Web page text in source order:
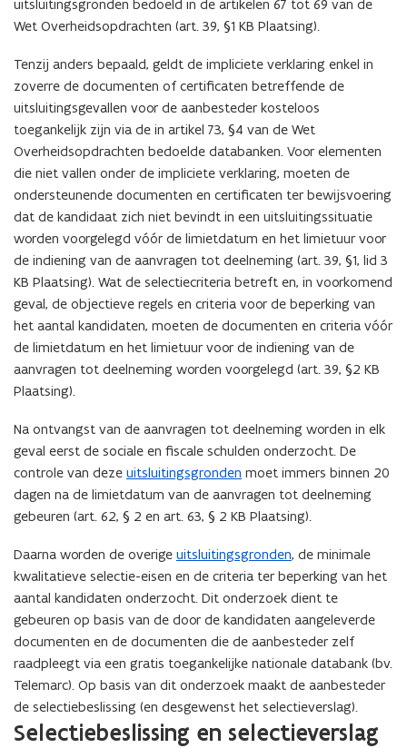
uitsluitingsgronden bedoeld in de artikelen 67 tot 69 van de
Wet Overheidsopdrachten (art. 39, §1 KB Plaatsing).
Tenzij anders bepaald, geldt de impliciete verklaring enkel in
zoverre de documenten of certificaten betreffende de
uitsluitingsgevallen voor de aanbesteder kosteloos
toegankelijk zijn via de in artikel 73, §4 van de Wet
Overheidsopdrachten bedoelde databanken. Voor elementen
die niet vallen onder de impliciete verklaring, moeten de
ondersteunende documenten en certificaten ter bewijsvoering
dat de kandidaat zich niet bevindt in een uitsluitingssituatie
worden voorgelegd vóór de limietdatum en het limietuur voor
de indiening van de aanvragen tot deelneming (art. 39, §1, lid 3
KB Plaatsing). Wat de selectiecriteria betreft en, in voorkomend
geval, de objectieve regels en criteria voor de beperking van
het aantal kandidaten, moeten de documenten en criteria vóór
de limietdatum en het limietuur voor de indiening van de
aanvragen tot deelneming worden voorgelegd (art. 39, §2 KB
Plaatsing).
Na ontvangst van de aanvragen tot deelneming worden in elk
geval eerst de sociale en fiscale schulden onderzocht. De
controle van deze uitsluitingsgronden moet immers binnen 20
dagen na de limietdatum van de aanvragen tot deelneming
gebeuren (art. 62, § 2 en art. 63, § 2 KB Plaatsing).
Daarna worden de overige uitsluitingsgronden, de minimale
kwalitatieve selectie-eisen en de criteria ter beperking van het
aantal kandidaten onderzocht. Dit onderzoek dient te
gebeuren op basis van de door de kandidaten aangeleverde
documenten en de documenten die de aanbesteder zelf
raadpleegt via een gratis toegankelijke nationale databank (bv.
Telemarc). Op basis van dit onderzoek maakt de aanbesteder
de selectiebeslissing (en desgewenst het selectieverslag).
Selectiebeslissing en selectieverslag